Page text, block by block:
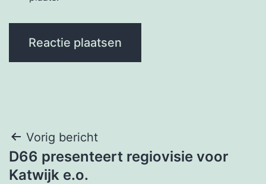
Bericht
navigatie
Vorig bericht
D66 presenteert regiovisie voor
Katwijk e.o.